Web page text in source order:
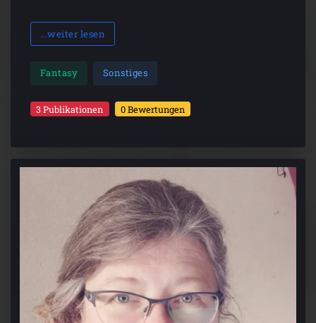
...weiter lesen
Fantasy Sonstiges
3 Publikationen 0 Bewertungen